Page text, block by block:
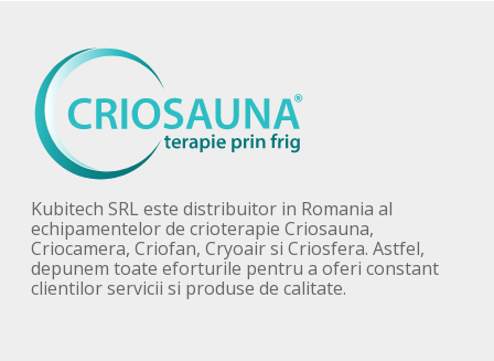
Kubitech SRL este distribuitor in Romania al
echipamentelor de crioterapie Criosauna,
Criocamera, Criofan, Cryoair si Criosfera. Astfel,
depunem toate eforturile pentru a oferi constant
clientilor servicii si produse de calitate.